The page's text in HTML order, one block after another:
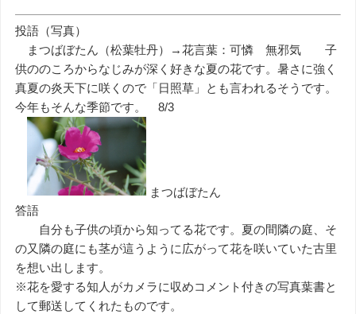
投語（写真）
まつばぼたん（松葉牡丹）→花言葉：可憐 無邪気 子
供ののころからなじみが深く好きな夏の花です。暑さに強く
真夏の炎天下に咲くので「日照草」とも言われるそうです。
今年もそんな季節です。 8/3
まつばぼたん
答語
自分も子供の頃から知ってる花です。夏の間隣の庭、そ
の又隣の庭にも茎が這うように広がって花を咲いていた古里
を想い出します。
※花を愛する知人がカメラに収めコメント付きの写真葉書と
して郵送してくれたものです。